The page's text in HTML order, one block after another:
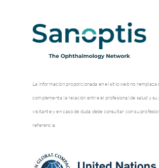
La información proporcionada en el sitio web no remplaza
complementa la relación entre el profesional de salud y su
visitante y en caso de duda debe consultar con su
referencia